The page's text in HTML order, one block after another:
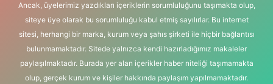
Ancak, üyelerimiz yazdıkları içeriklerin sorumluluğunu taşımakta olup,
siteye üye olarak bu sorumluluğu kabul etmiş sayılırlar. Bu internet
sitesi, herhangi bir marka, kurum veya şahıs şirketi ile hiçbir bağlantısı
bulunmamaktadır. Sitede yalnızca kendi hazırladığımız makaleler
paylaşılmaktadır. Burada yer alan içerikler haber niteliği taşımamakta
olup, gerçek kurum ve kişiler hakkında paylaşım yapılmamaktadır.